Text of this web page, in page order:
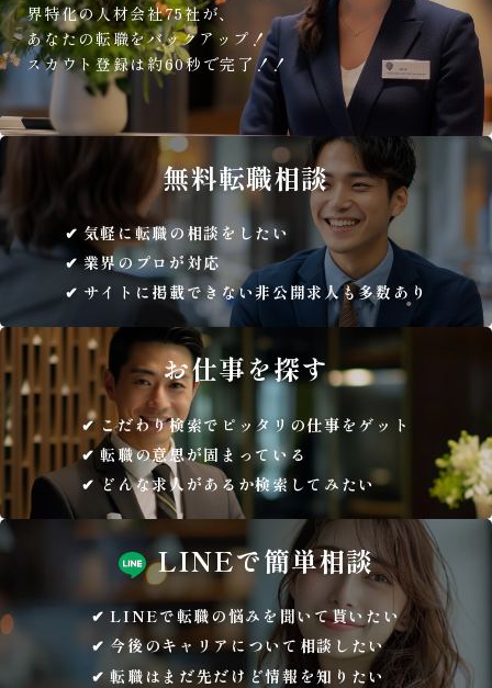
界特化の人材会社75社が、
あなたの転職をバックアップ！
スカウト登録は約60秒で完了！！
無料転職相談
気軽に転職の相談をしたい
業界のプロが対応
サイトに掲載できない非公開求人も多数あり
お仕事を探す
こだわり検索でピッタリの仕事をゲット
転職の意思が固まっている
どんな求人があるか検索してみたい
LINEで簡単相談
LINEで転職の悩みを聞いて貰いたい
今後のキャリアについて相談したい
転職はまだ先だけど情報を知りたい